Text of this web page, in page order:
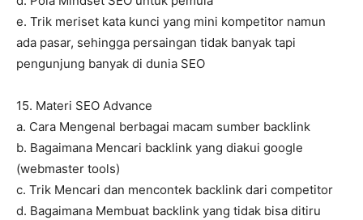
e. Trik meriset kata kunci yang mini kompetitor namun
ada pasar, sehingga persaingan tidak banyak tapi
pengunjung banyak di dunia SEO
15. Materi SEO Advance
a. Cara Mengenal berbagai macam sumber backlink
b. Bagaimana Mencari backlink yang diakui google
(webmaster tools)
c. Trik Mencari dan mencontek backlink dari competitor
d. Bagaimana Membuat backlink yang tidak bisa ditiru